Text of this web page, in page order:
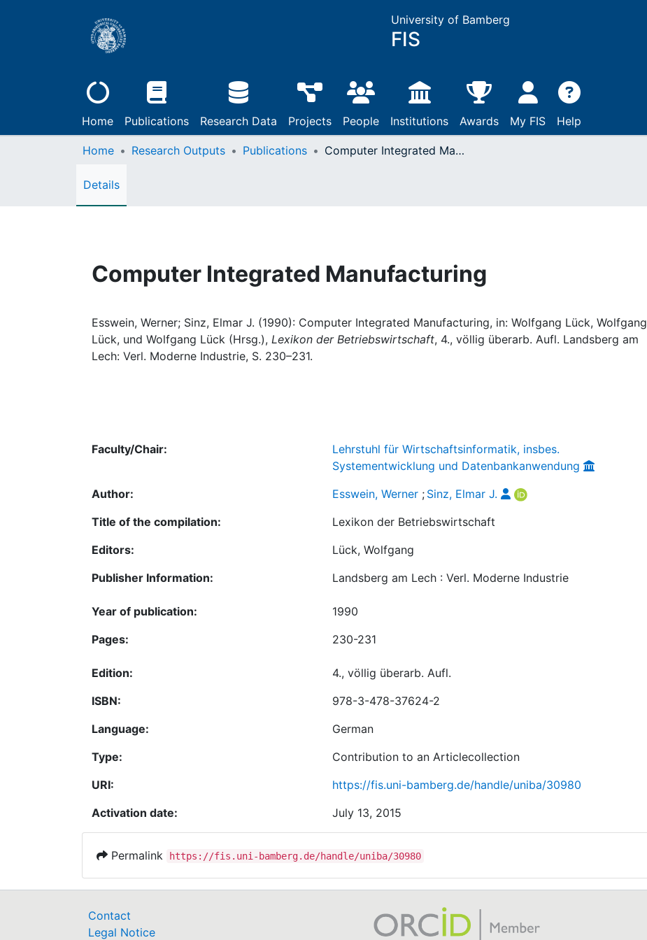
University of Bamberg
FIS
Home Publications Research Data Projects People Institutions Awards My FIS Help
Home Research Outputs Publications Computer Integrated Manufacturing
Details
Computer Integrated Manufacturing
Esswein, Werner; Sinz, Elmar J. (1990): Computer Integrated Manufacturing, in: Wolfgang Lück, Wolfgang
Lück, und Wolfgang Lück (Hrsg.), Lexikon der Betriebswirtschaft, 4., völlig überarb. Aufl. Landsberg am
Lech: Verl. Moderne Industrie, S. 230–231.
Faculty/Chair:
Lehrstuhl für Wirtschaftsinformatik, insbes.
Systementwicklung und Datenbankanwendung
Author:
Esswein, Werner ; Sinz, Elmar J.
Title of the compilation:
Lexikon der Betriebswirtschaft
Editors:
Lück, Wolfgang
Publisher Information:
Landsberg am Lech : Verl. Moderne Industrie
Year of publication:
1990
Pages:
230-231
Edition:
4., völlig überarb. Aufl.
ISBN:
978-3-478-37624-2
Language:
German
Type:
Contribution to an Articlecollection
URI:
https://fis.uni-bamberg.de/handle/uniba/30980
Activation date:
July 13, 2015
Permalink https://fis.uni-bamberg.de/handle/uniba/30980
Contact
Legal Notice